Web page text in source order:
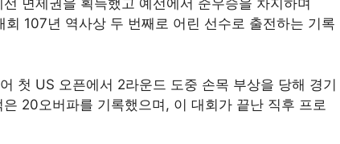
면제권을 획득했고 예선에서 준우승을 차지하며
107년 역사상 두 번째로 어린 선수로 출전하는 기록
첫 US 오픈에서 2라운드 도중 손목 부상을 당해 경기
20오버파를 기록했으며, 이 대회가 끝난 직후 프로